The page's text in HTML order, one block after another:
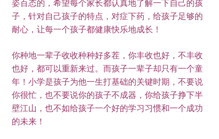
姿百态的，希望每个家长都认真地了解一下自己的孩
子，针对自己孩子的特点，对症下药，给孩子足够的
耐心，让每一个孩子都健康快乐地成长！
你种地一辈子收收种种好多茬，你丰收也好，不丰收
也好，都可以重新来过。而孩子一辈子却只有一个童
年！小学是孩子为他一生打基础的关键时期，不要说
你很忙，也不要说你的孩子不成器，你给孩子挣下半
壁江山，也不如给孩子一个好的学习习惯和一个成功
的未来！